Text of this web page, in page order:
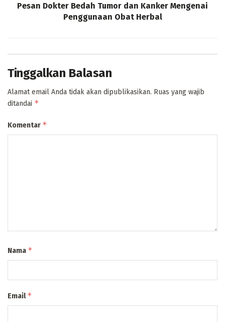
Pesan Dokter Bedah Tumor dan Kanker Mengenai
Penggunaan Obat Herbal
Tinggalkan Balasan
Alamat email Anda tidak akan dipublikasikan. Ruas yang wajib
ditandai *
Komentar *
Nama *
Email*